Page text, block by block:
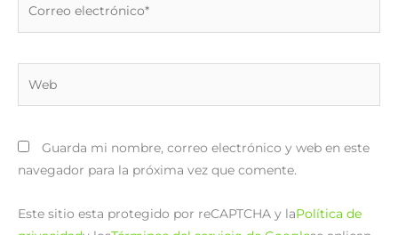
Guarda mi nombre, correo electrónico y web en este
navegador para la próxima vez que comente.
Este sitio esta protegido por reCAPTCHA y laPolítica de